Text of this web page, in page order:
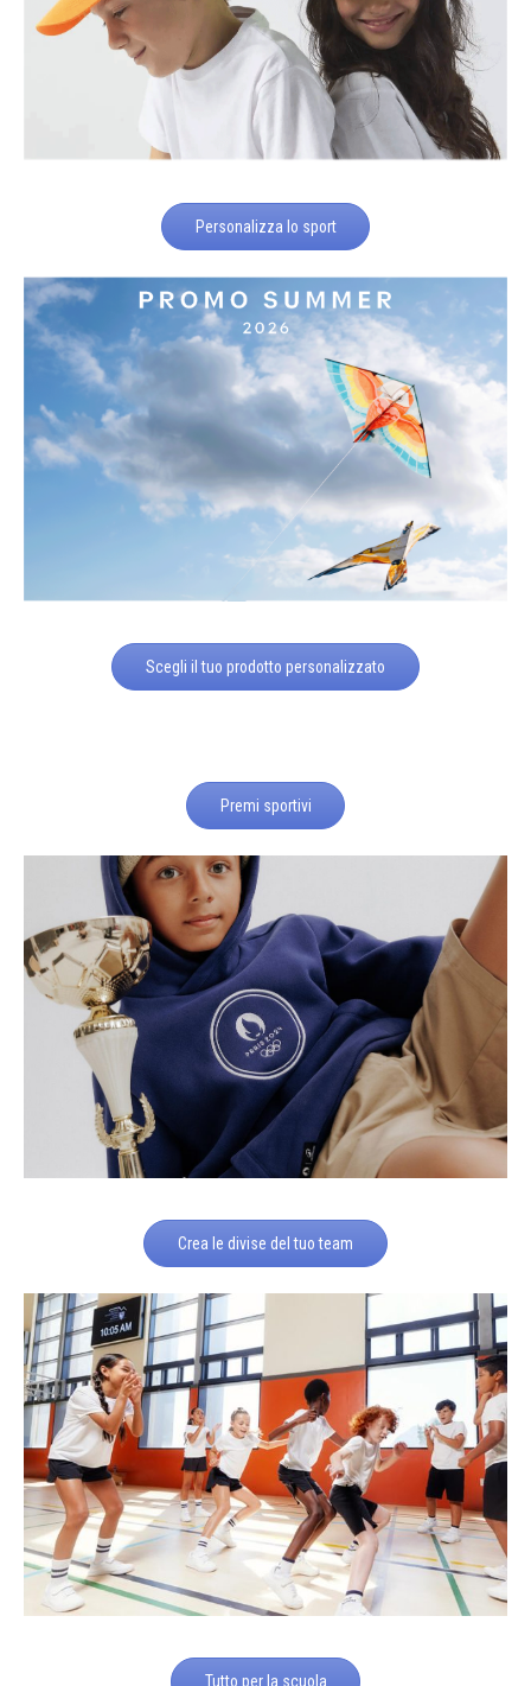
Personalizza lo sport
Scegli il tuo prodotto personalizzato
Premi sportivi
Crea le divise del tuo team
Tutto per la scuola